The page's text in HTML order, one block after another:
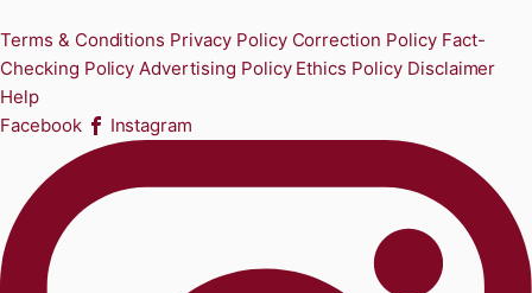
Terms & Conditions Privacy Policy Correction Policy Fact-
Checking Policy Advertising Policy Ethics Policy Disclaimer
Help
Facebook
Instagram